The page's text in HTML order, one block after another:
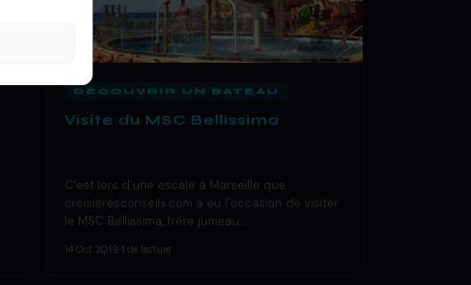
DÉCOUVRIR UN BATEAU
Visite du MSC Bellissima
C’est lors d’une escale à Marseille que
croisieresconseils.com a eu l’occasion de visiter
le MSC Bellissima, frère jumeau…
14 Oct 2019 1 de lecture